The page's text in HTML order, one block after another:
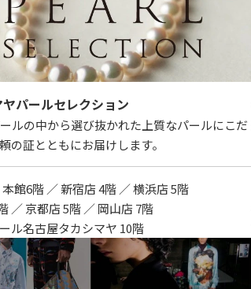
パールセレクション
ルの中から選び抜かれた上質なパールにこだ
の証とともにお届けします。
館6階 ／ 新宿店 4階 ／ 横浜店 5階
／ 京都店 5階 ／ 岡山店 7階
ル名古屋タカシマヤ 10階